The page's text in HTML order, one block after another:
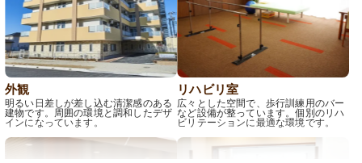
外観
明るい日差しが差し込む清潔感のある
建物です。周囲の環境と調和したデザ
インになっています。
リハビリ室
広々とした空間で、歩行訓練用のバー
など設備が整っています。個別のリハ
ビリテーションに最適な環境です。